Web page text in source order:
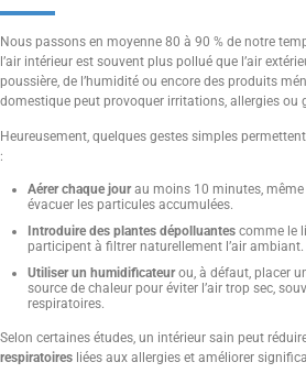
Nous passons en moyenne 80 à 90 % de notre
l’air intérieur est souvent plus pollué que l’air
poussière, de l’humidité ou encore des produits
domestique peut provoquer irritations, allergies ou
Heureusement, quelques gestes simples
:
Aérer chaque jourau moins 10 minutes, même
évacuer les particules accumulées.
Introduire des plantes dépolluantes comme le
participent à filtrer naturellement l’air ambiant.
Utiliser un humidificateurou, à défaut, placer
source de chaleur pour éviter l’air trop sec,
respiratoires.
Selon certaines études, un intérieur sain peut
respiratoires liées aux allergies et améliorer